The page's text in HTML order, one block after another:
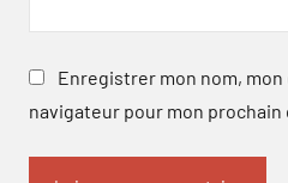
Enregistrer mon nom,
navigateur pour mon prochain